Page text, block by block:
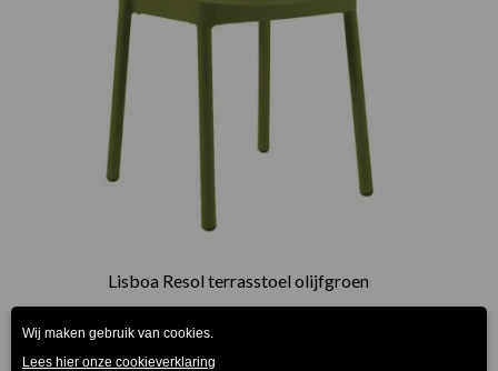
Lisboa Resol terrasstoel olijfgroen
€ 85.00